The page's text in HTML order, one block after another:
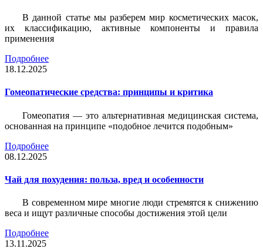
В данной статье мы разберем мир косметических масок,
их классификацию, активные компоненты и правила
применения
Подробнее
18.12.2025
Гомеопатические средства: принципы и критика
Гомеопатия — это альтернативная медицинская система,
основанная на принципе «подобное лечится подобным»
Подробнее
08.12.2025
Чай для похудения: польза, вред и особенности
В современном мире многие люди стремятся к снижению
веса и ищут различные способы достижения этой цели
Подробнее
13.11.2025